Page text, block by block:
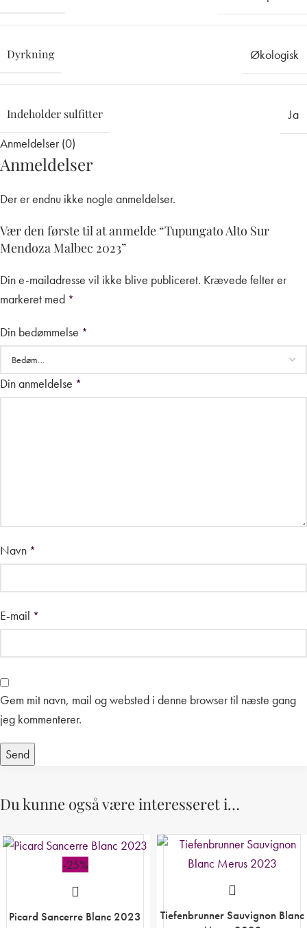
Dyrkning Økologisk
Indeholder sulfitter
Ja
Anmeldelser (0)
Anmeldelser
Der er endnu ikke nogle anmeldelser.
Vær den første til at anmelde “Tupungato Alto Sur
Mendoza Malbec 2023”
Din e-mailadresse vil ikke blive publiceret. Krævede felter er
markeret med *
Din bedømmelse *
Din anmeldelse *
Navn *
E-mail *
Gem mit navn, mail og websted i denne browser til næste gang
jeg kommenterer.
Du kunne også være interesseret i…
-25%
Picard Sancerre Blanc 2023
Tiefenbrunner Sauvignon Blanc